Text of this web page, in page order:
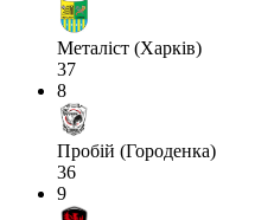
Металіст (Харків)
37
8
Пробій (Городенка)
36
9